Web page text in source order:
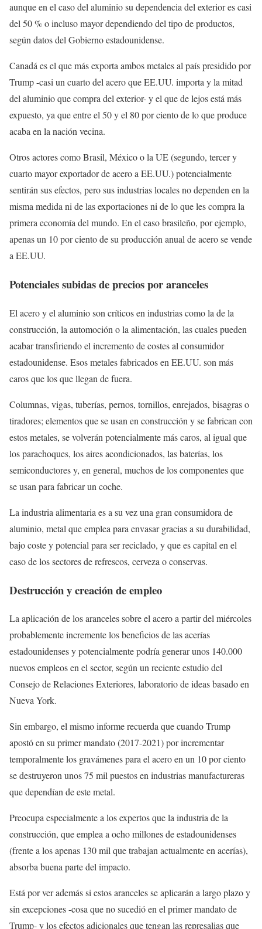
aunque en el caso del aluminio su dependencia del exterior es casi
del 50 % o incluso mayor dependiendo del tipo de productos,
según datos del Gobierno estadounidense.
Canadá es el que más exporta ambos metales al país presidido por
Trump -casi un cuarto del acero que EE.UU. importa y la mitad
del aluminio que compra del exterior- y el que de lejos está más
expuesto, ya que entre el 50 y el 80 por ciento de lo que produce
acaba en la nación vecina.
Otros actores como Brasil, México o la UE (segundo, tercer y
cuarto mayor exportador de acero a EE.UU.) potencialmente
sentirán sus efectos, pero sus industrias locales no dependen en la
misma medida ni de las exportaciones ni de lo que les compra la
primera economía del mundo. En el caso brasileño, por ejemplo,
apenas un 10 por ciento de su producción anual de acero se vende
a EE.UU.
Potenciales subidas de precios por aranceles
El acero y el aluminio son críticos en industrias como la de la
construcción, la automoción o la alimentación, las cuales pueden
acabar transfiriendo el incremento de costes al consumidor
estadounidense. Esos metales fabricados en EE.UU. son más
caros que los que llegan de fuera.
Columnas, vigas, tuberías, pernos, tornillos, enrejados, bisagras o
tiradores; elementos que se usan en construcción y se fabrican con
estos metales, se volverán potencialmente más caros, al igual que
los parachoques, los aires acondicionados, las baterías, los
semiconductores y, en general, muchos de los componentes que
se usan para fabricar un coche.
La industria alimentaria es a su vez una gran consumidora de
aluminio, metal que emplea para envasar gracias a su durabilidad,
bajo coste y potencial para ser reciclado, y que es capital en el
caso de los sectores de refrescos, cerveza o conservas.
Destrucción y creación de empleo
La aplicación de los aranceles sobre el acero a partir del miércoles
probablemente incremente los beneficios de las acerías
estadounidenses y potencialmente podría generar unos 140.000
nuevos empleos en el sector, según un reciente estudio del
Consejo de Relaciones Exteriores, laboratorio de ideas basado en
Nueva York.
Sin embargo, el mismo informe recuerda que cuando Trump
apostó en su primer mandato (2017-2021) por incrementar
temporalmente los gravámenes para el acero en un 10 por ciento
se destruyeron unos 75 mil puestos en industrias manufactureras
que dependían de este metal.
Preocupa especialmente a los expertos que la industria de la
construcción, que emplea a ocho millones de estadounidenses
(frente a los apenas 130 mil que trabajan actualmente en acerías),
absorba buena parte del impacto.
Está por ver además si estos aranceles se aplicarán a largo plazo y
sin excepciones -cosa que no sucedió en el primer mandato de
Trump- y los efectos adicionales que tengan las represalias que